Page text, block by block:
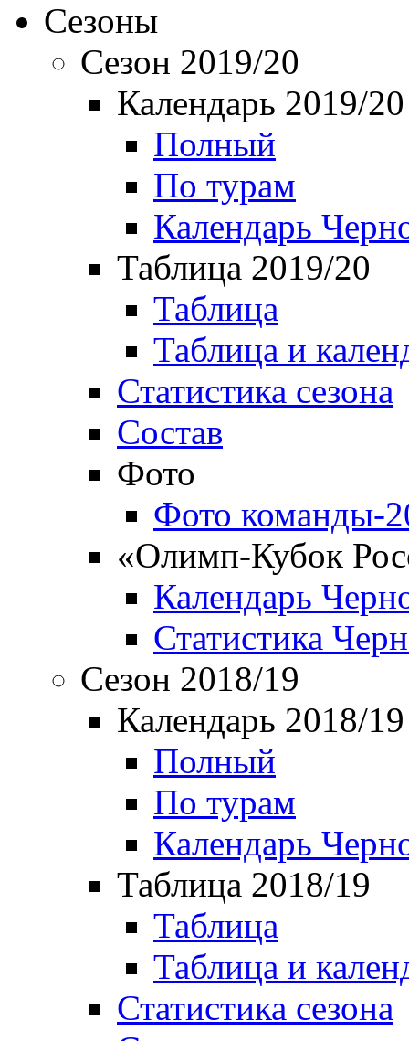
Сезоны
Сезон 2019/20
Календарь 2019/20
Полный
По турам
Календарь
Таблица 2019/20
Таблица
Таблица и
Статистика сезона
Состав
Фото
Фото команды-
«Олимп-Кубок
Календарь
Статистика
Сезон 2018/19
Календарь 2018/19
Полный
По турам
Календарь
Таблица 2018/19
Таблица
Таблица и
Статистика сезона